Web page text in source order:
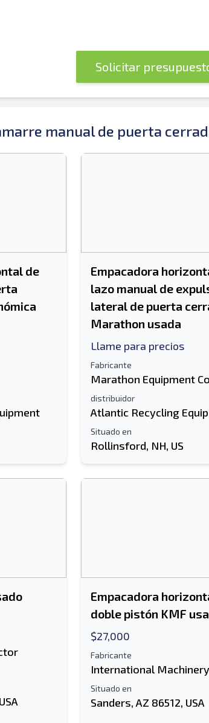
Solicitar
manual de puerta
de
Empacadora
lazo manual de
lateral de puerta
Marathon usada
Llame para precios
Fabricante
Marathon Equipment
distribuidor
Atlantic Recycling
Situado en
Rollinsford, NH, US
Empacadora
doble pistón KMF
$27,000
Fabricante
International Machinery
Situado en
Sanders, AZ 86512, USA